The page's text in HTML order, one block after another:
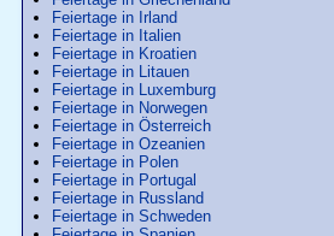
Feiertage in Irland
Feiertage in Italien
Feiertage in Kroatien
Feiertage in Litauen
Feiertage in Luxemburg
Feiertage in Norwegen
Feiertage in Österreich
Feiertage in Ozeanien
Feiertage in Polen
Feiertage in Portugal
Feiertage in Russland
Feiertage in Schweden